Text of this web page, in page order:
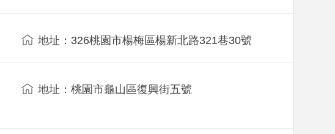
地址：326桃園市楊梅區楊新北路321巷30號
地址：桃園市龜山區復興街五號